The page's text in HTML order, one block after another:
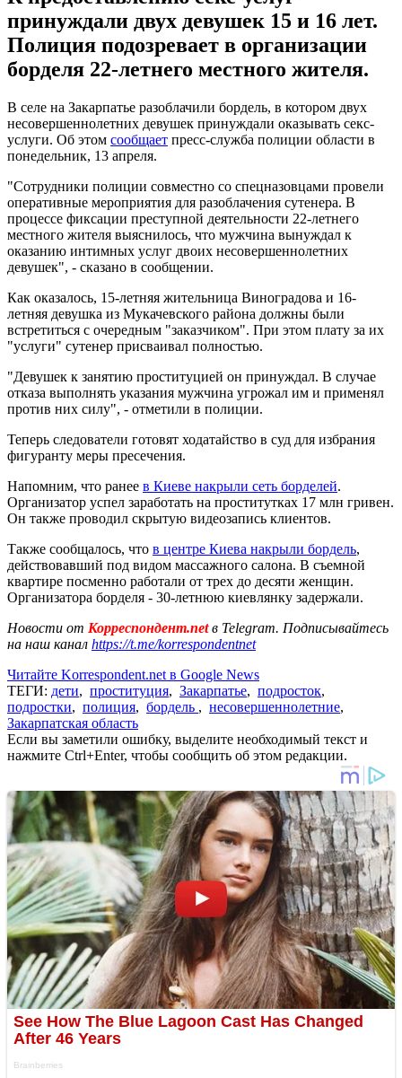
принуждали двух девушек 15 и 16 лет.
Полиция подозревает в организации
борделя 22-летнего местного жителя.
В селе на Закарпатье разоблачили бордель, в котором двух
несовершеннолетних девушек принуждали оказывать секс-
услуги. Об этом сообщает пресс-служба полиции области в
понедельник, 13 апреля.
"Сотрудники полиции совместно со спецназовцами провели
оперативные мероприятия для разоблачения сутенера. В
процессе фиксации преступной деятельности 22-летнего
местного жителя выяснилось, что мужчина вынуждал к
оказанию интимных услуг двоих несовершеннолетних
девушек", - сказано в сообщении.
Как оказалось, 15-летняя жительница Виноградова и 16-
летняя девушка из Мукачевского района должны были
встретиться с очередным "заказчиком". При этом плату за их
"услуги" сутенер присваивал полностью.
"Девушек к занятию проституцией он принуждал. В случае
отказа выполнять указания мужчина угрожал им и применял
против них силу", - отметили в полиции.
Теперь следователи готовят ходатайство в суд для избрания
фигуранту меры пресечения.
Напомним, что ранее в Киеве накрыли сеть борделей.
Организатор успел заработать на проститутках 17 млн гривен.
Он также проводил скрытую видеозапись клиентов.
Также сообщалось, что в центре Киева накрыли бордель,
действовавший под видом массажного салона. В съемной
квартире посменно работали от трех до десяти женщин.
Организатора борделя - 30-летнюю киевлянку задержали.
Новости от Корреспондент.netв Telegram. Подписывайтесь
на наш канал https://t.me/korrespondentnet
Читайте Korrespondent.net в Google News
ТЕГИ: дети, проституция, Закарпатье, подросток,
подростки, полиция, бордель , несовершеннолетние,
Закарпатская область
Если вы заметили ошибку, выделите необходимый текст и
нажмите Ctrl+Enter, чтобы сообщить об этом редакции.